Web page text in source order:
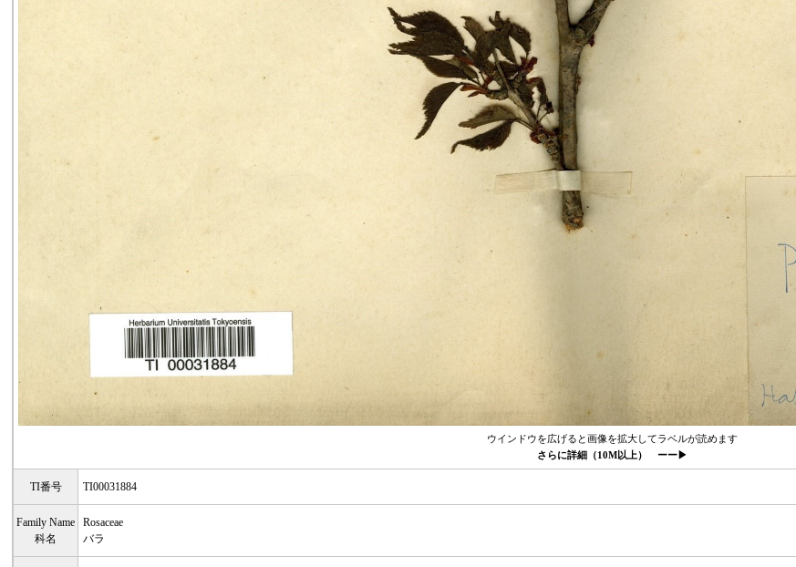
ウインドウを広げると画像を拡大してラベルが読めます
さらに詳細（10M以上） ーー▶︎
TI番号 TI00031884
Family Name
科名
Rosaceae
バラ